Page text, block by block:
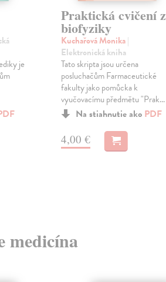
je
Praktická cvičení z
biofyziky
Kuchařová Monika|
Elektronická kniha
Tato skripta jsou určena
posluchačům Farmaceutické
fakulty jako pomůcka k
vyučovacímu předmětu "Prak...
Na stiahnutie ako PDF
4,00 €
medicína